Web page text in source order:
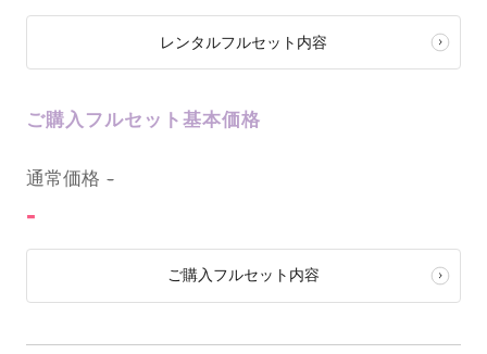
レンタルフルセット内容
ご購入フルセット基本価格
通常価格 -
-
ご購入フルセット内容